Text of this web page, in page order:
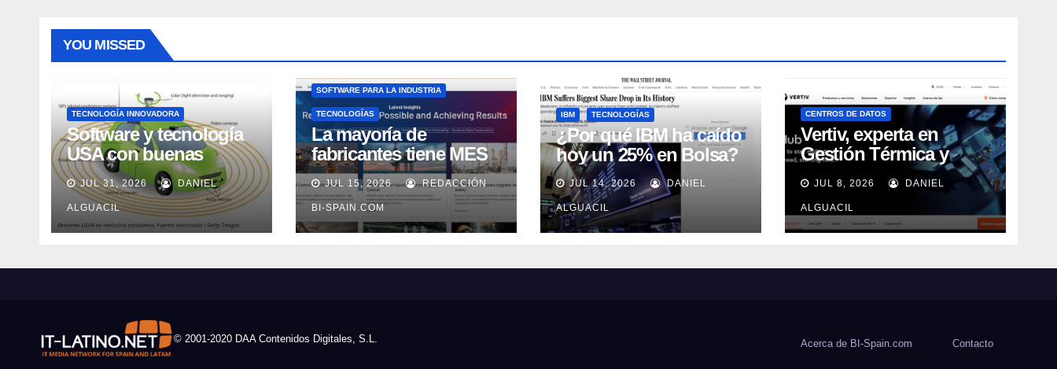
YOU MISSED
TECNOLOGÍA INNOVADORA
Software y tecnología
USA con buenas
expectativas en ventas
en los próximos 2
años, según Market
Watch
JUL 31, 2026 DANIEL
ALGUACIL
SOFTWARE PARA LA INDUSTRIA
TECNOLOGÍAS
La mayoría de
fabricantes tiene MES
pero no lo usa
adecuadamente, según
Rockwell Automation
JUL 15, 2026 REDACCIÓN
BI-SPAIN.COM
IBM TECNOLOGÍAS
¿Por qué IBM ha caído
hoy un 25% en Bolsa?
JUL 14, 2026 DANIEL
ALGUACIL
CENTROS DE DATOS
Vertiv, experta en
Gestión Térmica y
energía de Centros de
Datos, sigue su
crecimiento imparable
JUL 8, 2026 DANIEL
ALGUACIL
© 2001-2020 DAA Contenidos Digitales, S.L. Acerca de BI-Spain.com Contacto